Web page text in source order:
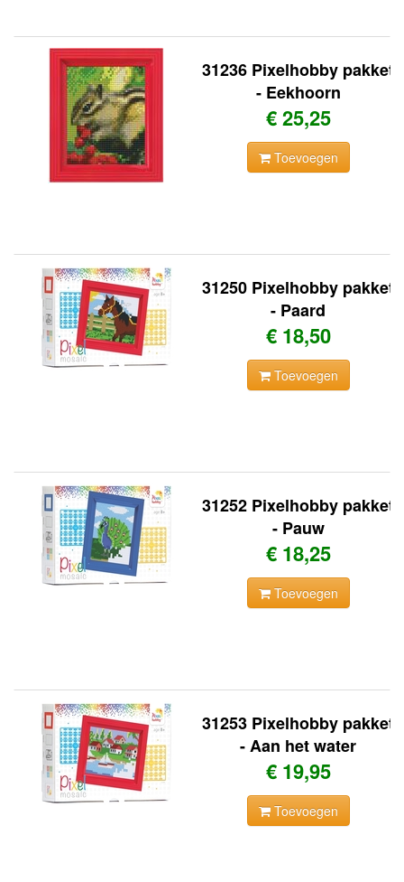
31236 Pixelhobby pakket
- Eekhoorn
€ 25,25
Toevoegen
31250 Pixelhobby pakket
- Paard
€ 18,50
Toevoegen
31252 Pixelhobby pakket
- Pauw
€ 18,25
Toevoegen
31253 Pixelhobby pakket
- Aan het water
€ 19,95
Toevoegen